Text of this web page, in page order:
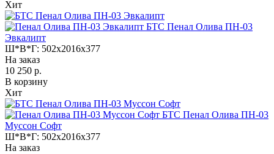
Хит
БТС Пенал Олива ПН-03
Эвкалипт
Ш*В*Г: 502x2016x377
На заказ
10 250 р.
В корзину
Хит
БТС Пенал Олива ПН-03
Муссон Софт
Ш*В*Г: 502x2016x377
На заказ